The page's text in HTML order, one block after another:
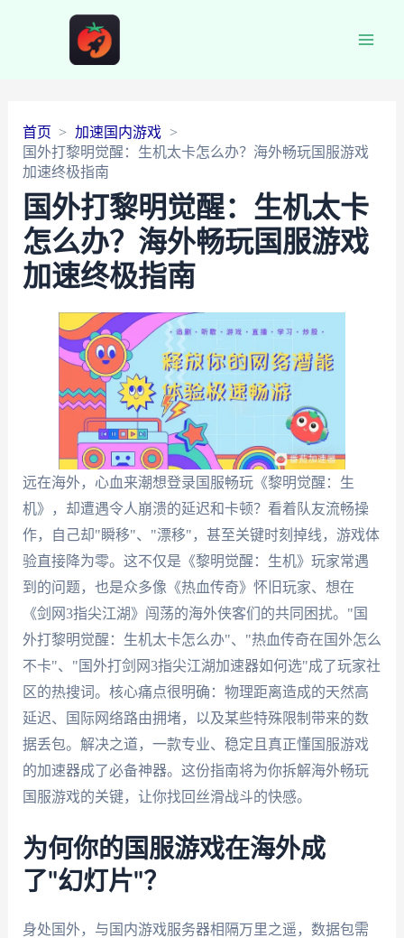
首页
加速国内游戏
国外打黎明觉醒：生机太卡怎么办？海外畅玩国服游戏
加速终极指南
国外打黎明觉醒：生机太卡
怎么办？海外畅玩国服游戏
加速终极指南
远在海外，心血来潮想登录国服畅玩《黎明觉醒：生
机》，却遭遇令人崩溃的延迟和卡顿？看着队友流畅操
作，自己却"瞬移"、"漂移"，甚至关键时刻掉线，游戏体
验直接降为零。这不仅是《黎明觉醒：生机》玩家常遇
到的问题，也是众多像《热血传奇》怀旧玩家、想在
《剑网3指尖江湖》闯荡的海外侠客们的共同困扰。"国
外打黎明觉醒：生机太卡怎么办"、"热血传奇在国外怎么
不卡"、"国外打剑网3指尖江湖加速器如何选"成了玩家社
区的热搜词。核心痛点很明确：物理距离造成的天然高
延迟、国际网络路由拥堵，以及某些特殊限制带来的数
据丢包。解决之道，一款专业、稳定且真正懂国服游戏
的加速器成了必备神器。这份指南将为你拆解海外畅玩
国服游戏的关键，让你找回丝滑战斗的快感。
为何你的国服游戏在海外成
了"幻灯片"？
身处国外，与国内游戏服务器相隔万里之遥，数据包需